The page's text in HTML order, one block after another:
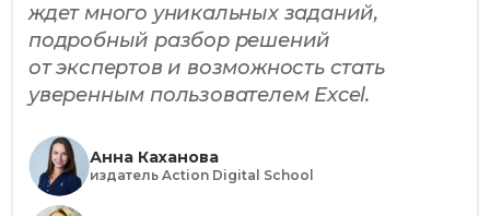
ждет много уникальных заданий,
подробный разбор решений
от экспертов и возможность стать
уверенным пользователем Excel.
Анна Каханова
издатель Action Digital School